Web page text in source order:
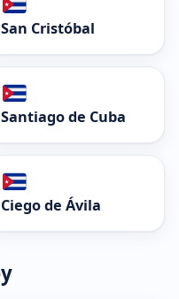
San Cristóbal
Santiago de Cuba
Ciego de Ávila